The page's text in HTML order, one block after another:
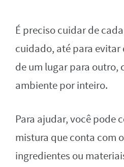
É preciso cuidar de
cuidado, até para evitar
de um lugar para outro,
ambiente por inteiro.
Para ajudar, você pode
mistura que conta com
ingredientes ou